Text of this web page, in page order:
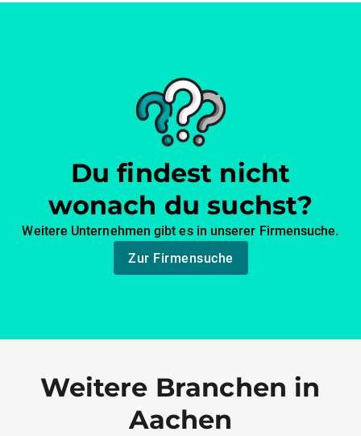
Du findest nicht
wonach du suchst?
Weitere Unternehmen gibt es in unserer Firmensuche.
Zur Firmensuche
Weitere Branchen in
Aachen